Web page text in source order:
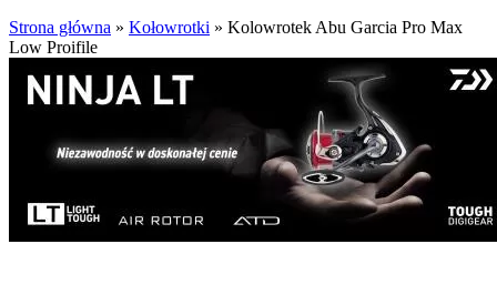
Strona główna » Kołowrotki » Kolowrotek Abu Garcia Pro Max
Low Proifile